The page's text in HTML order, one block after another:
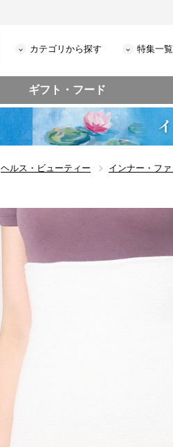
カテゴリから探す 特集一覧
ギフト・フード
ヘルス・ビューティー インナー・フ